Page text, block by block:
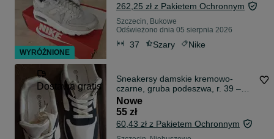
262,25 zł z Pakietem Ochronnym
Szczecin, Bukowe
Odświeżono dnia 05 sierpnia 2026
37 Szary Nike
Dostawa gratis
Sneakersy damskie kremowo-
czarne, gruba podeszwa, r. 39 –
nowe
Nowe
55 zł
60,43 zł z Pakietem Ochronnym
WYRÓŻNIONE